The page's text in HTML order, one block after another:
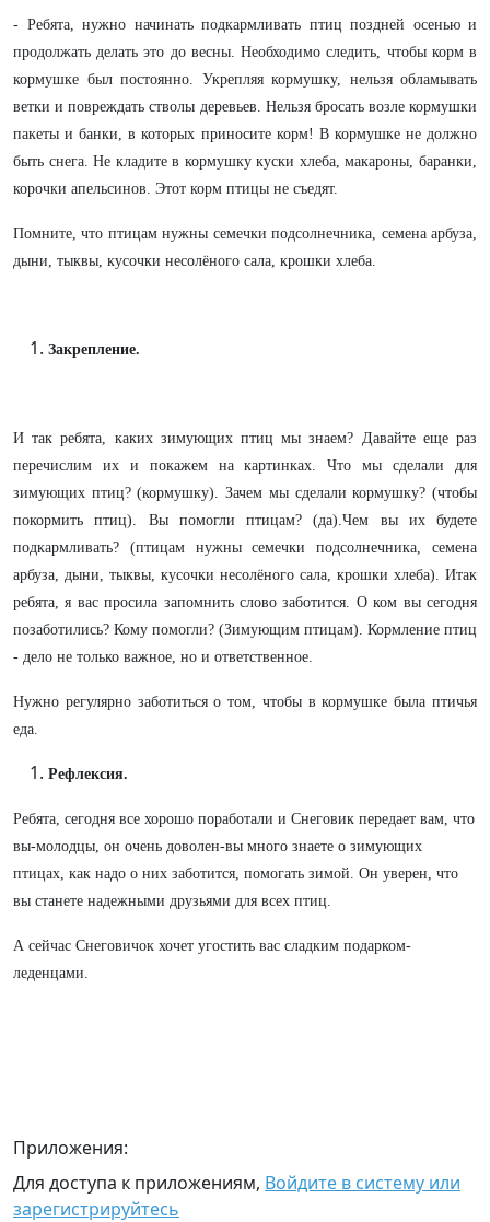
- Ребята, нужно начинать подкармливать птиц поздней осенью и
продолжать делать это до весны. Необходимо следить, чтобы корм в
кормушке был постоянно. Укрепляя кормушку, нельзя обламывать
ветки и повреждать стволы деревьев. Нельзя бросать возле кормушки
пакеты и банки, в которых приносите корм! В кормушке не должно
быть снега. Не кладите в кормушку куски хлеба, макароны, баранки,
корочки апельсинов. Этот корм птицы не съедят.
Помните, что птицам нужны семечки подсолнечника, семена арбуза,
дыни, тыквы, кусочки несолёного сала, крошки хлеба.
Закрепление.
И так ребята, каких зимующих птиц мы знаем? Давайте еще раз
перечислим их и покажем на картинках. Что мы сделали для
зимующих птиц? (кормушку). Зачем мы сделали кормушку? (чтобы
покормить птиц). Вы помогли птицам? (да).Чем вы их будете
подкармливать? (птицам нужны семечки подсолнечника, семена
арбуза, дыни, тыквы, кусочки несолёного сала, крошки хлеба). Итак
ребята, я вас просила запомнить слово заботится. О ком вы сегодня
позаботились? Кому помогли? (Зимующим птицам). Кормление птиц
- дело не только важное, но и ответственное.
Нужно регулярно заботиться о том, чтобы в кормушке была птичья
еда.
Рефлексия.
Ребята, сегодня все хорошо поработали и Снеговик передает вам, что
вы-молодцы, он очень доволен-вы много знаете о зимующих
птицах, как надо о них заботится, помогать зимой. Он уверен, что
вы станете надежными друзьями для всех птиц.
А сейчас Снеговичок хочет угостить вас сладким подарком-
леденцами.
Приложения:
Для доступа к приложениям, Войдите в систему или
зарегистрируйтесь